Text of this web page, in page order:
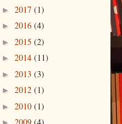
► 2017 (1)
► 2016 (4)
► 2015 (2)
► 2014 (11)
► 2013 (3)
► 2012 (1)
► 2010 (1)